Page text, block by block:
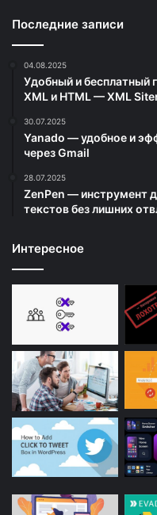
Последние записи
04.08.2025
Удобный и бесплатный
XML и HTML — XML
30.07.2025
Yanado — удобное и
через Gmail
28.07.2025
ZenPen — инструмент
текстов без лишних
Интересное